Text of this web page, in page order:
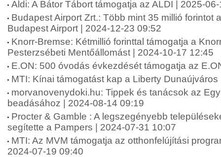
Aldi: A Bátor Tábort támogatja az ALDI | 2025-
Budapest Airport Zrt.: Több mint 35 millió forintot
Budapest Airport | 2024-12-23 09:52
Knorr-Bremse: Kétmillió forinttal támogatja a
Pesterzsébeti Mentőállomást | 2024-10-17 12:45
E.ON: 500 óvodás évkezdését támogatja az
MTI: Kínai támogatást kap a Liberty
morvanovenydoki.hu: Tippek és tanácsok az
beadásához | 2024-08-14 09:19
Procter & Gamble : A legszegényebb
segítette a Pampers | 2024-07-31 10:07
MTI: Az MVM támogatja az otthonfelújítási
2024-07-19 09:40